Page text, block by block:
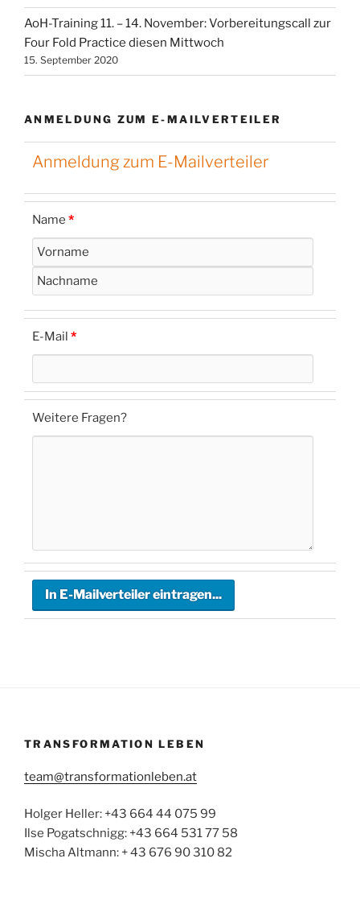
AoH-Training 11. – 14. November: Vorbereitungscall zur
Four Fold Practice diesen Mittwoch
15. September 2020
ANMELDUNG ZUM E-MAILVERTEILER
Anmeldung zum E-Mailverteiler
Name *
E-Mail *
Weitere Fragen?
TRANSFORMATION LEBEN
team@transformationleben.at
Holger Heller: +43 664 44 075 99
Ilse Pogatschnigg: +43 664 531 77 58
Mischa Altmann: + 43 676 90 310 82